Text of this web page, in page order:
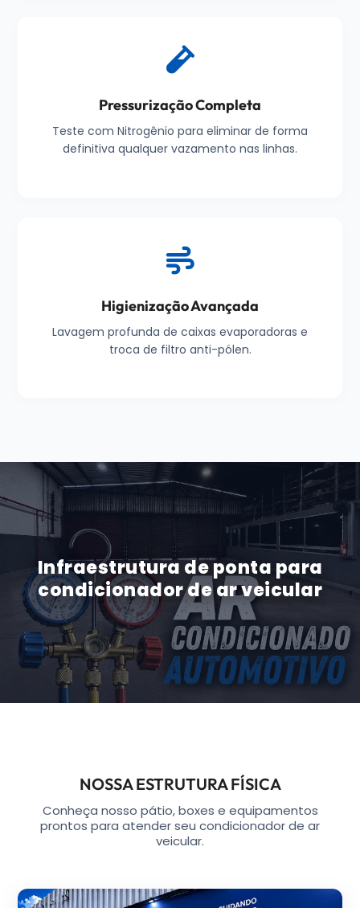
Pressurização Completa
Teste com Nitrogênio para eliminar de forma
definitiva qualquer vazamento nas linhas.
Higienização Avançada
Lavagem profunda de caixas evaporadoras e
troca de filtro anti-pólen.
Infraestrutura de ponta para
condicionador de ar veicular
NOSSA ESTRUTURA FÍSICA
Conheça nosso pátio, boxes e equipamentos
prontos para atender seu condicionador de ar
veicular.